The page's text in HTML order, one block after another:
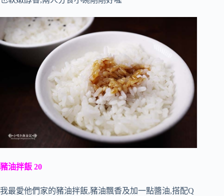
豬油拌飯 20
我最愛他們家的豬油拌飯,豬油飄香及加一點醬油,搭配Q